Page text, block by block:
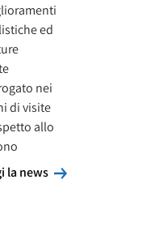
ed
nei
di visite
allo
la news
Leggi la news